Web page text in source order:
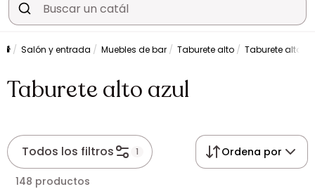
Salón y entrada Muebles de bar Taburete alto Taburete alto
Taburete alto azul
Todos los filtros 1 Ordena por
148 productos